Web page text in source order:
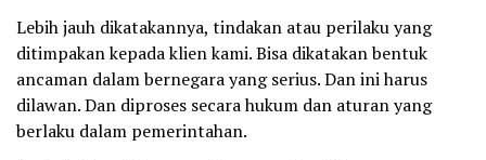
Lebih jauh dikatakannya, tindakan atau perilaku yang
ditimpakan kepada klien kami. Bisa dikatakan bentuk
ancaman dalam bernegara yang serius. Dan ini harus
dilawan. Dan diproses secara hukum dan aturan yang
berlaku dalam pemerintahan.